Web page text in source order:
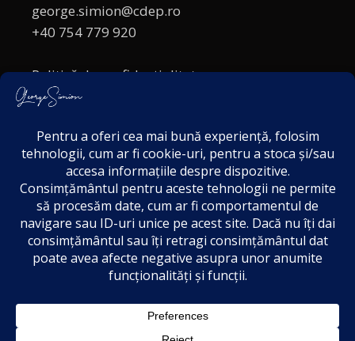
george.simion@cdep.ro
+40 754 779 920
Politică de confidențialitate
Politica cookies
Acordul de markting
Disclaimer